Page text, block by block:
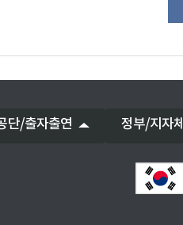
단/출자출연 정부/지자체